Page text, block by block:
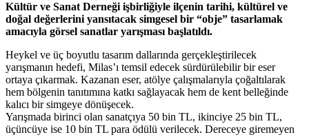
Kültür ve Sanat Derneği işbirliğiyle ilçenin tarihi, kültürel ve
doğal değerlerini yansıtacak simgesel bir “obje” tasarlamak
amacıyla görsel sanatlar yarışması başlatıldı.
Heykel ve üç boyutlu tasarım dallarında gerçekleştirilecek
yarışmanın hedefi, Milas’ı temsil edecek sürdürülebilir bir eser
ortaya çıkarmak. Kazanan eser, atölye çalışmalarıyla çoğaltılarak
hem bölgenin tanıtımına katkı sağlayacak hem de kent belleğinde
kalıcı bir simgeye dönüşecek.
Yarışmada birinci olan sanatçıya 50 bin TL, ikinciye 25 bin TL,
üçüncüye ise 10 bin TL para ödülü verilecek. Dereceye giremeyen